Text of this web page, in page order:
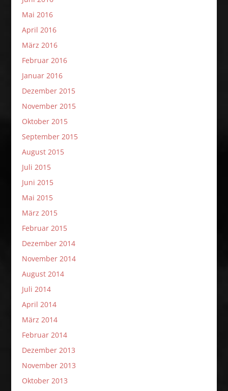
Mai 2016
April 2016
März 2016
Februar 2016
Januar 2016
Dezember 2015
November 2015
Oktober 2015
September 2015
August 2015
Juli 2015
Juni 2015
Mai 2015
März 2015
Februar 2015
Dezember 2014
November 2014
August 2014
Juli 2014
April 2014
März 2014
Februar 2014
Dezember 2013
November 2013
Oktober 2013